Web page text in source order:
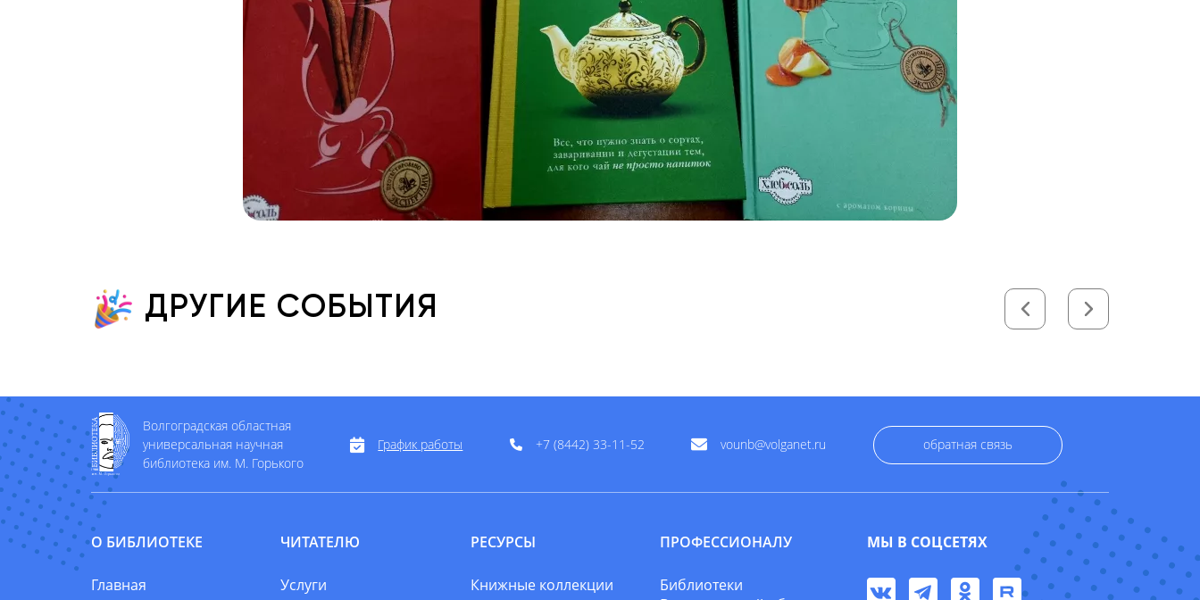
ДРУГИЕ СОБЫТИЯ
Волгоградская областная
универсальная научная
библиотека им. М. Горького
График работы +7 (8442) 33-11-52 vounb@volganet.ru обратная связь
О БИБЛИОТЕКЕ
Главная
ЧИТАТЕЛЮ
Услуги
РЕСУРСЫ
Книжные коллекции
ПРОФЕССИОНАЛУ
Библиотеки
МЫ В СОЦСЕТЯХ